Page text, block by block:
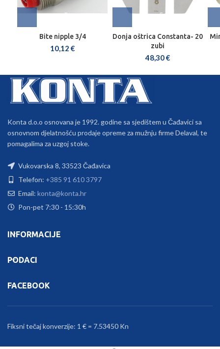
Bite nipple 3/4
10,12 €
Donja oštrica Constanta- 20
zubi
48,30€
Konta d.o.o osnovana je 1992. godine sa sjedištem u Čađavici sa
osnovnom djelatnošću prodaje opreme za mužnju firme Delaval, te
pomagalima za uzgoj stoke.
Vukovarska 8, 33523 Čađavica
Telefon: +385 91 610 3797
Email: konta@konta.hr
Pon-pet 7:30 - 15:30h
INFORMACIJE
PODACI
FACEBOOK
Fiksni tečaj konverzije: 1 € = 7.53450 Kn